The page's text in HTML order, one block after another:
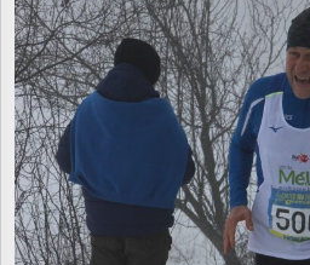
navxt/
Atletica Viadana IMG_8590